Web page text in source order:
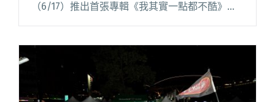
（6/17）推出首張專輯《我其實一點都不酷》，
當作給自己的一份畢業禮物，也藉由新專輯的發
禮物！公館青少年發行首張專輯《我其實一點都